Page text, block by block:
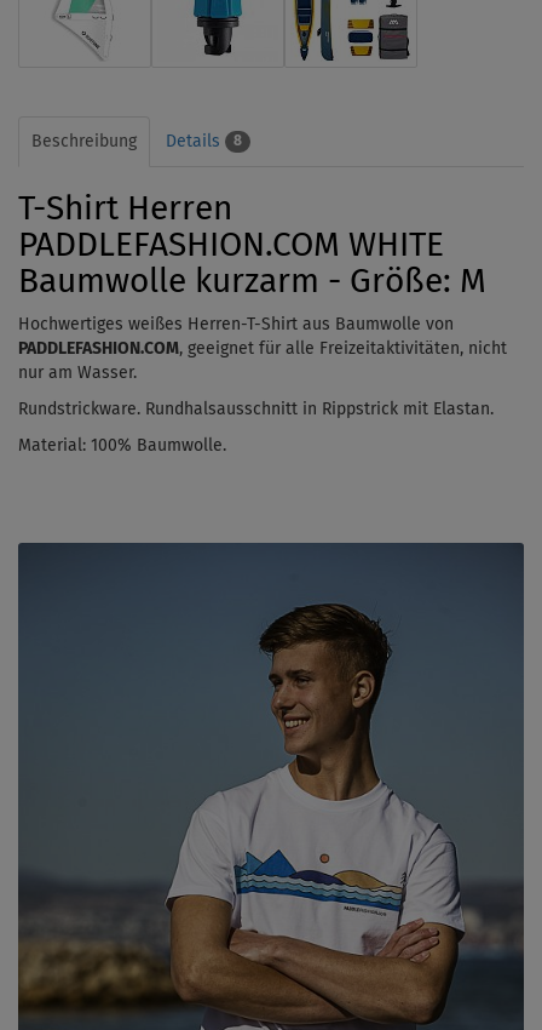
Beschreibung Details 8
T-Shirt Herren
PADDLEFASHION.COM WHITE
Baumwolle kurzarm - Größe: M
Hochwertiges weißes Herren-T-Shirt aus Baumwolle von
PADDLEFASHION.COM, geeignet für alle Freizeitaktivitäten, nicht
nur am Wasser.
Rundstrickware. Rundhalsausschnitt in Rippstrick mit Elastan.
Material: 100% Baumwolle.